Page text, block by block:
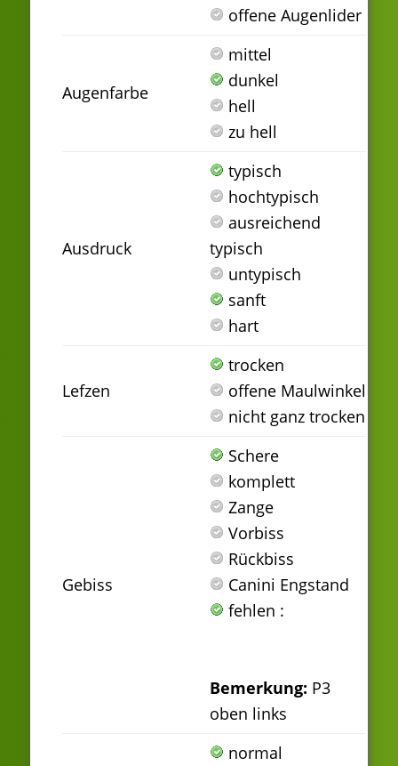
offene Augenlider
Augenfarbe
mittel
dunkel
hell
zu hell
Ausdruck
typisch
hochtypisch
ausreichend
typisch
untypisch
sanft
hart
Lefzen
trocken
offene Maulwinkel
nicht ganz trocken
Gebiss
Schere
komplett
Zange
Vorbiss
Rückbiss
Canini Engstand
fehlen :
Bemerkung: P3
oben links
normal